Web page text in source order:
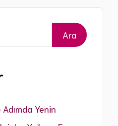
Ara
Yenin